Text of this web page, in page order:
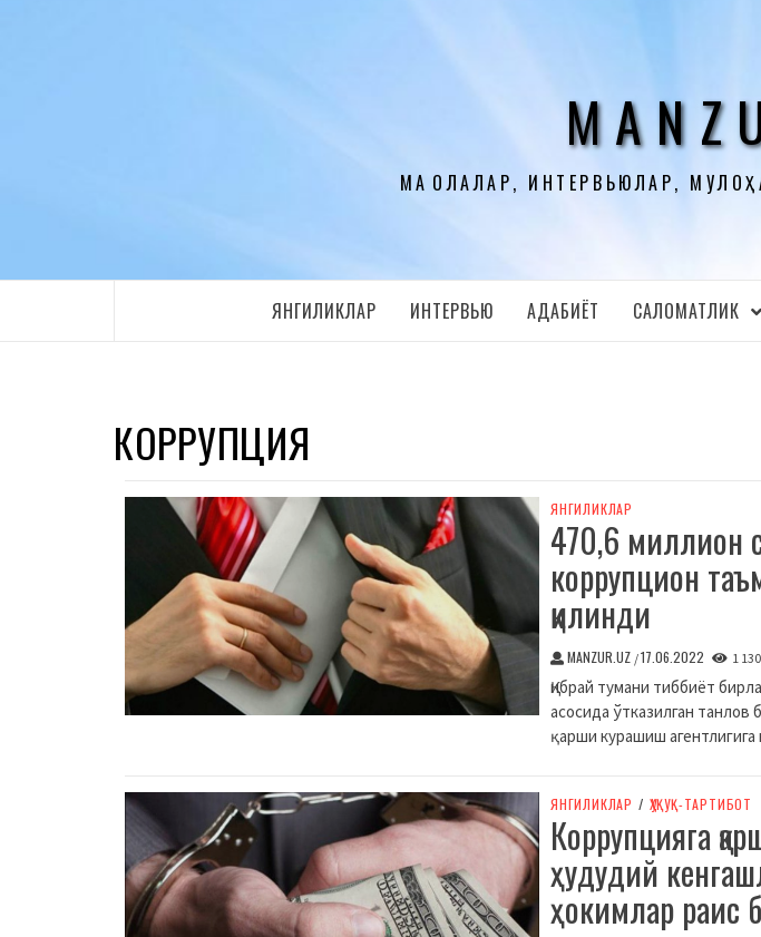
МАҚОЛАЛАР, ИНТЕРВЬЮЛАР,
ЯНГИЛИКЛАР ИНТЕРВЬЮ АДАБИЁТ CАЛОМАТЛИК
КОРРУПЦИЯ
ЯНГИЛИКЛАР
470,6 миллион
коррупцион
қилинди
MANZUR.UZ /17.06.2022 1 130
Қибрай тумани тиббиёт
асосида ўтказилган танлов
қарши курашиш агентлигига
ЯНГИЛИКЛАР / ҲУҚУҚ-ТАРТИБОТ
Коррупцияга
ҳудудий
ҳокимлар раис